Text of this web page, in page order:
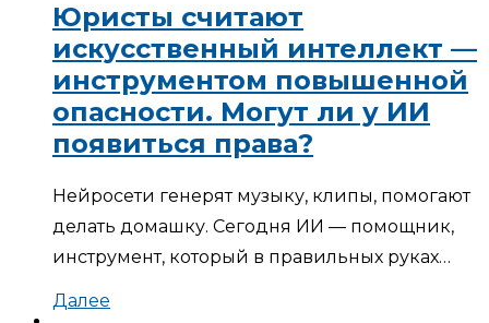
Юристы считают
искусственный интеллект —
инструментом повышенной
опасности. Могут ли у ИИ
появиться права?
Нейросети генерят музыку, клипы, помогают
делать домашку. Сегодня ИИ — помощник,
инструмент, который в правильных руках…
Далее